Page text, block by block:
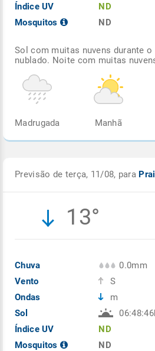
Índice UV
Mosquitos
ND
ND
Sol com muitas nuvens durante
nublado. Noite com muitas
Madrugada Manhã
Previsão de terça, 11/08, para
13°
Chuva
Vento
Ondas
Sol
Índice UV
Mosquitos
0.0mm
S
m
ND
ND